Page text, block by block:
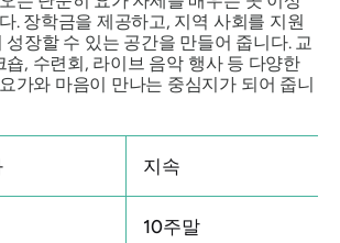
. 장학금을 제공하고, 지역 사회를 지원
성장할 수 있는 공간을 만들어 줍니다. 교
숍, 수련회, 라이브 음악 행사 등 다양한
가와 마음이 만나는 중심지가 되어 줍니
지속
10주말